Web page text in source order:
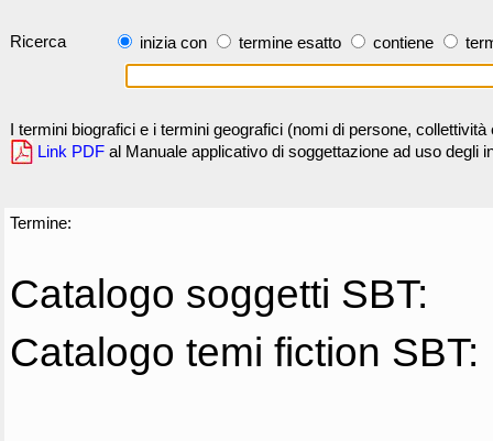
Ricerca inizia con termine esatto contiene
I termini biografici e i termini geografici (nomi di persone,
Link PDF al Manuale applicativo di soggettazione ad uso degli
Termine:
Catalogo soggetti SBT:
Catalogo temi fiction SBT: